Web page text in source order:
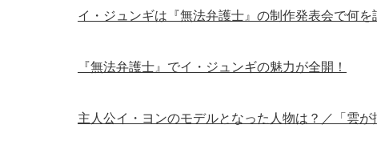
イ・ジュンギは『無法弁護士』の制作発表会で何を
『無法弁護士』でイ・ジュンギの魅力が全開！
主人公イ・ヨンのモデルとなった人物は？／「雲が